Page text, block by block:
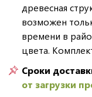
древесная
возможен
времени в
цвета.
Сроки
от загрузки